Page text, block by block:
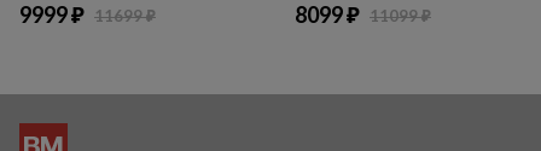
9999 ₽ 11699 ₽ 8099 ₽ 11099 ₽